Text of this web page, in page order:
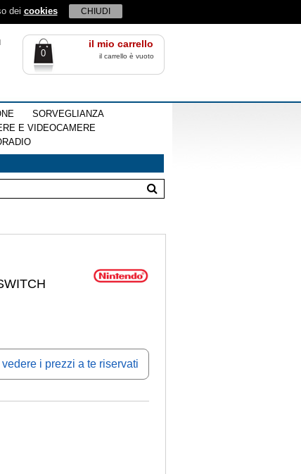
dei cookies CHIUDI
il mio carrello
0 il carrello è vuoto
SORVEGLIANZA
E VIDEOCAMERE
i prezzi a te riservati